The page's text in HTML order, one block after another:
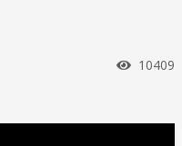
瀏覽次
10409